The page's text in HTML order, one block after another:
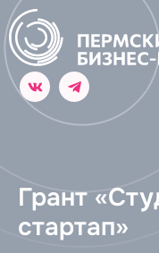
Грант
стартап»